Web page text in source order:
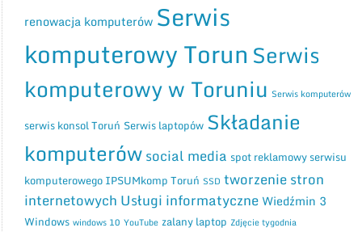
renowacja komputerów Serwis
komputerowy Torun Serwis
komputerowy w Toruniu Serwis komputerów
serwis konsol Toruń Serwis laptopów Składanie
komputerówsocial media spot reklamowy serwisu
komputerowego IPSUMkomp Toruń SSD tworzenie stron
internetowych Usługi informatyczne Wiedźmin 3
Windows windows 10 YouTube zalany laptop Zdjęcie tygodnia